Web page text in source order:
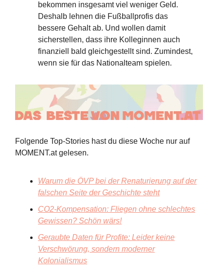
bekommen insgesamt viel weniger Geld.
Deshalb lehnen die Fußballprofis das
bessere Gehalt ab. Und wollen damit
sicherstellen, dass ihre Kolleginnen auch
finanziell bald gleichgestellt sind. Zumindest,
wenn sie für das Nationalteam spielen.
Folgende Top-Stories hast du diese Woche nur auf
MOMENT.at gelesen.
Warum die ÖVP bei der Renaturierung auf der
falschen Seite der Geschichte steht
CO2-Kompensation: Fliegen ohne schlechtes
Gewissen? Schön wärs!
Geraubte Daten für Profite: Leider keine
Verschwörung, sondern moderner
Kolonialismus